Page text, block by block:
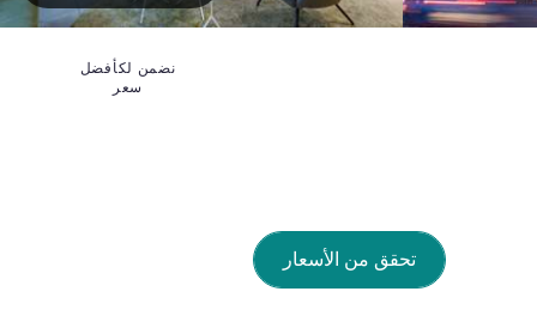
نضمن لكأفضل
سعر
تحقق من الأسعار